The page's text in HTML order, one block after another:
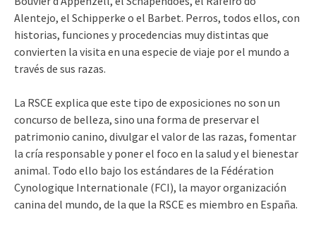
Alentejo, el Schipperke o el Barbet. Perros, todos ellos, con
historias, funciones y procedencias muy distintas que
convierten la visita en una especie de viaje por el mundo a
través de sus razas.
La RSCE explica que este tipo de exposiciones no son un
concurso de belleza, sino una forma de preservar el
patrimonio canino, divulgar el valor de las razas, fomentar
la cría responsable y poner el foco en la salud y el bienestar
animal. Todo ello bajo los estándares de la Fédération
Cynologique Internationale (FCI), la mayor organización
canina del mundo, de la que la RSCE es miembro en España.